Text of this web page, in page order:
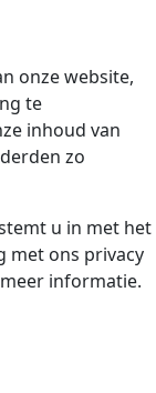
onze website,
te
inhoud van
zo
u in met het
met ons privacy
informatie.